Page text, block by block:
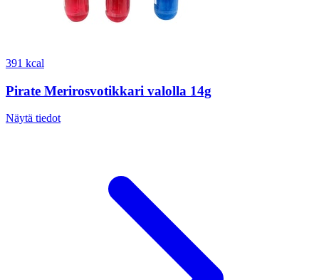
391 kcal
Pirate Merirosvotikkari valolla 14g
Näytä tiedot